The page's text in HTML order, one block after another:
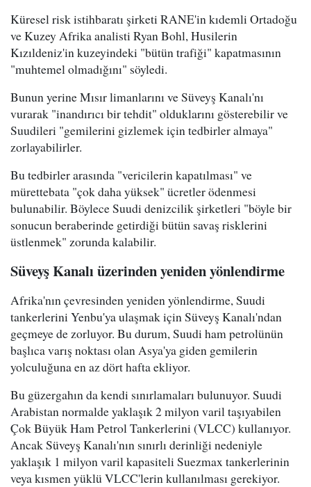
Küresel risk istihbaratı şirketi RANE'in kıdemli Ortadoğu
ve Kuzey Afrika analisti Ryan Bohl, Husilerin
Kızıldeniz'in kuzeyindeki "bütün trafiği" kapatmasının
"muhtemel olmadığını" söyledi.
Bunun yerine Mısır limanlarını ve Süveyş Kanalı'nı
vurarak "inandırıcı bir tehdit" olduklarını gösterebilir ve
Suudileri "gemilerini gizlemek için tedbirler almaya"
zorlayabilirler.
Bu tedbirler arasında "vericilerin kapatılması" ve
mürettebata "çok daha yüksek" ücretler ödenmesi
bulunabilir. Böylece Suudi denizcilik şirketleri "böyle bir
sonucun beraberinde getirdiği bütün savaş risklerini
üstlenmek" zorunda kalabilir.
Süveyş Kanalı üzerinden yeniden yönlendirme
Afrika'nın çevresinden yeniden yönlendirme, Suudi
tankerlerini Yenbu'ya ulaşmak için Süveyş Kanalı'ndan
geçmeye de zorluyor. Bu durum, Suudi ham petrolünün
başlıca varış noktası olan Asya'ya giden gemilerin
yolculuğuna en az dört hafta ekliyor.
Bu güzergahın da kendi sınırlamaları bulunuyor. Suudi
Arabistan normalde yaklaşık 2 milyon varil taşıyabilen
Çok Büyük Ham Petrol Tankerlerini (VLCC) kullanıyor.
Ancak Süveyş Kanalı'nın sınırlı derinliği nedeniyle
yaklaşık 1 milyon varil kapasiteli Suezmax tankerlerinin
veya kısmen yüklü VLCC'lerin kullanılması gerekiyor.